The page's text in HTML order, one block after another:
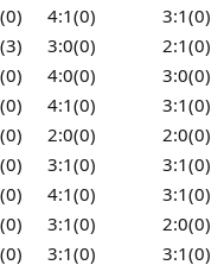
4:1(0)
3:1(0)
3:0(0)
2:1(0)
4:0(0)
3:0(0)
4:1(0)
3:1(0)
2:0(0)
2:0(0)
3:1(0)
3:1(0)
4:1(0)
3:1(0)
3:1(0)
2:0(0)
3:1(0) 3:1(0)